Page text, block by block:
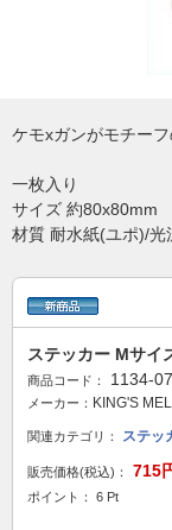
ケモxガンがモチー
一枚入り
サイズ 約80x80mm
材質 耐水紙(ユポ)/光
ステッカー Mサ
商品コード： 1134-
メーカー： KING'S
関連カテゴリ： ステッ
販売価格(税込)： 715
ポイント： 6 Pt